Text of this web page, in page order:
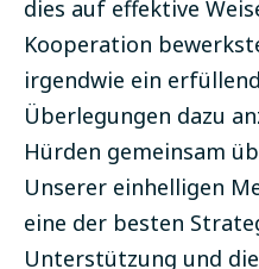
dies auf effektive
Kooperation
irgendwie ein
Überlegungen dazu
Hürden gemeinsam
Unserer einhelligen
eine der besten
Unterstützung und